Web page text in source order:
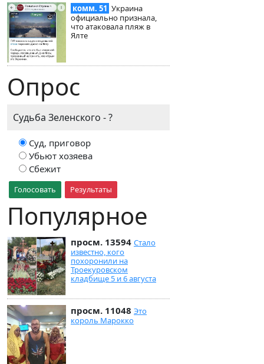
комм. 51 Украина
официально признала,
что атаковала пляж в
Ялте
Опрос
Судьба Зеленского - ?
Суд, приговор
Убьют хозяева
Сбежит
Голосовать Результаты
Популярное
просм. 13594 Стало
известно, кого
похоронили на
Троекуровском
кладбище 5 и 6 августа
просм. 11048 Это
король Марокко